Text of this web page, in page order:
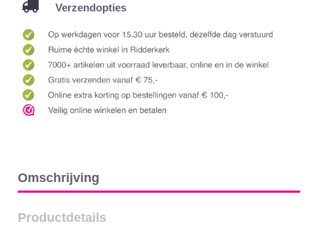
Verzendopties
Omschrijving
Productdetails